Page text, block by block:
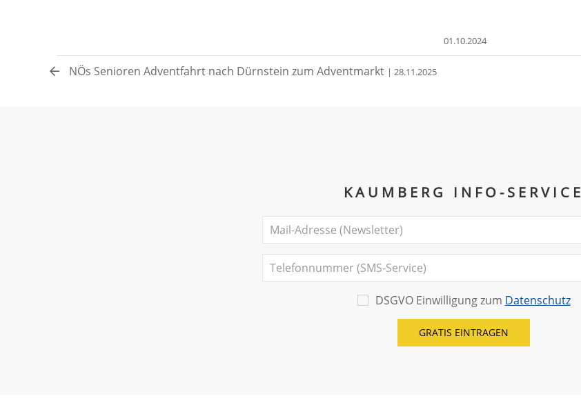
01.10.2024
NÖs Senioren Adventfahrt nach Dürnstein zum Adventmarkt | 28.11.2025
KAUMBERG INFO-SERVICE
DSGVO Einwilligung zum Datenschutz